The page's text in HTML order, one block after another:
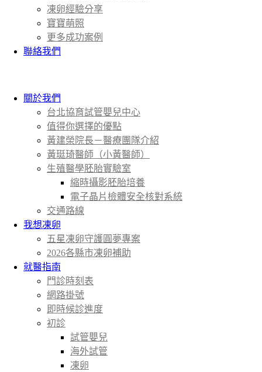
凍卵經驗分享
寶寶萌照
更多成功案例
聯絡我們
關於我們
台北協育試管嬰兒中心
值得你選擇的優點
黃建榮院長－醫療團隊介紹
黃珽琦醫師（小黃醫師）
生殖醫學胚胎實驗室
縮時攝影胚胎培養
電子晶片檢體安全核對系統
交通路線
我想凍卵
五星凍卵守護圓夢專案
2026各縣市凍卵補助
就醫指南
門診時刻表
網路掛號
即時候診進度
初診
試管嬰兒
海外試管
凍卵